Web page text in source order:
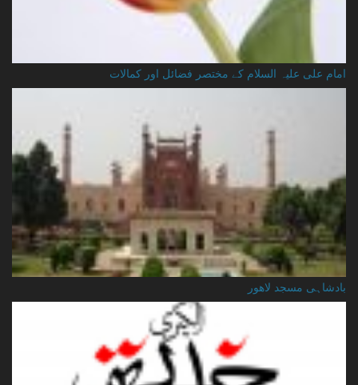
امام علی علیہ السلام کے مختصر فضائل اور کمالات
بادشاہی مسجد لاهور